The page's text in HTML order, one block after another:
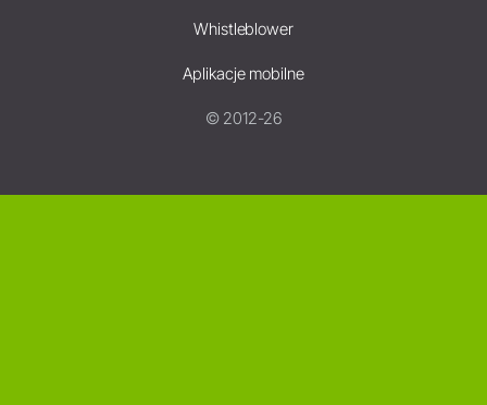
Whistleblower
Aplikacje mobilne
© 2012-26